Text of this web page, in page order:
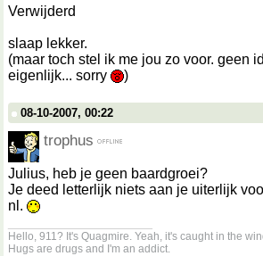
Verwijderd
slaap lekker.
(maar toch stel ik me jou zo voor. geen
eigenlijk... sorry
)
08-10-2007, 00:22
trophus
Julius, heb je geen baardgroei?
Je deed letterlijk niets aan je uiterlijk
nl.
Hello, 911? It's Quagmire. Yeah, it's caught in the
Hugs are drugs and I'm an addict.